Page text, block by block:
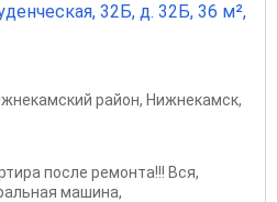
32Б, д. 32Б, 36 м²,
район, Нижнекамск,
после ремонта!!! Вся,
машина,